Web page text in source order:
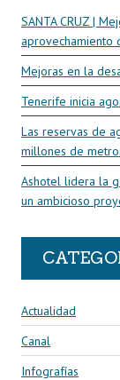
SANTA CRUZ |
aprovechamiento
Mejoras en la
Tenerife inicia
Las reservas de
millones de
Ashotel lidera la
un ambicioso
Actualidad
Canal
Infografías